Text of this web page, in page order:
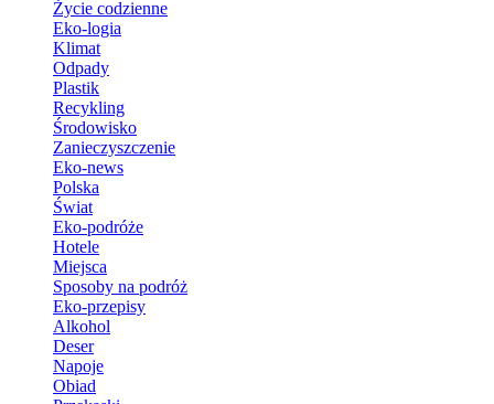
Życie codzienne
Eko-logia
Klimat
Odpady
Plastik
Recykling
Środowisko
Zanieczyszczenie
Eko-news
Polska
Świat
Eko-podróże
Hotele
Miejsca
Sposoby na podróż
Eko-przepisy
Alkohol
Deser
Napoje
Obiad